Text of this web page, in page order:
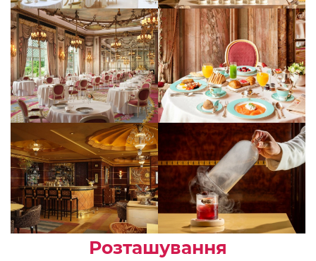
Розташування